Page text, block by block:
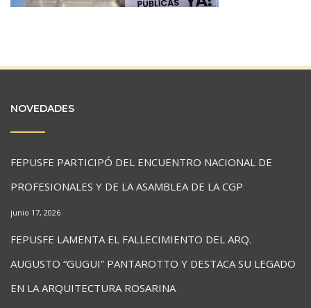
NOVEDADES
FEPUSFE PARTICIPÓ DEL ENCUENTRO NACIONAL DE
PROFESIONALES Y DE LA ASAMBLEA DE LA CGP
junio 17, 2026
FEPUSFE LAMENTA EL FALLECIMIENTO DEL ARQ.
AUGUSTO “GUGUI” PANTAROTTO Y DESTACA SU LEGADO
EN LA ARQUITECTURA ROSARINA